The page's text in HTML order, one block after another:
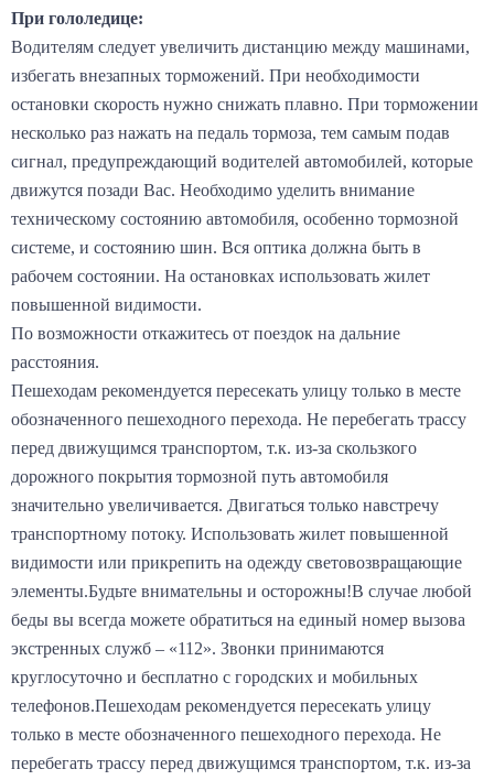
При гололедице:
Водителям следует увеличить дистанцию между машинами,
избегать внезапных торможений. При необходимости
остановки скорость нужно снижать плавно. При торможении
несколько раз нажать на педаль тормоза, тем самым подав
сигнал, предупреждающий водителей автомобилей, которые
движутся позади Вас. Необходимо уделить внимание
техническому состоянию автомобиля, особенно тормозной
системе, и состоянию шин. Вся оптика должна быть в
рабочем состоянии. На остановках использовать жилет
повышенной видимости.
По возможности откажитесь от поездок на дальние
расстояния.
Пешеходам рекомендуется пересекать улицу только в месте
обозначенного пешеходного перехода. Не перебегать трассу
перед движущимся транспортом, т.к. из-за скользкого
дорожного покрытия тормозной путь автомобиля
значительно увеличивается. Двигаться только навстречу
транспортному потоку. Использовать жилет повышенной
видимости или прикрепить на одежду световозвращающие
элементы.Будьте внимательны и осторожны!В случае любой
беды вы всегда можете обратиться на единый номер вызова
экстренных служб – «112». Звонки принимаются
круглосуточно и бесплатно с городских и мобильных
телефонов.Пешеходам рекомендуется пересекать улицу
только в месте обозначенного пешеходного перехода. Не
перебегать трассу перед движущимся транспортом, т.к. из-за